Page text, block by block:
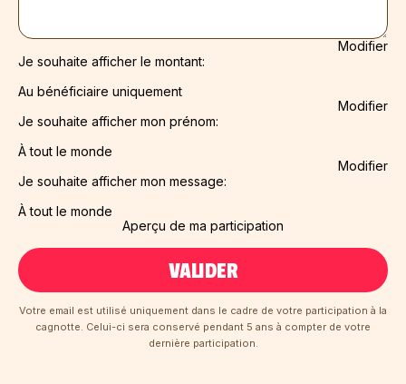
Je souhaite afficher le montant:
Au bénéficiaire uniquement
Modifier
Je souhaite afficher mon prénom:
À tout le monde
Modifier
Je souhaite afficher mon message:
À tout le monde
Modifier
Aperçu de ma participation
VALIDER
Votre email est utilisé uniquement dans le cadre de votre participation à la
cagnotte. Celui-ci sera conservé pendant 5 ans à compter de votre
dernière participation.